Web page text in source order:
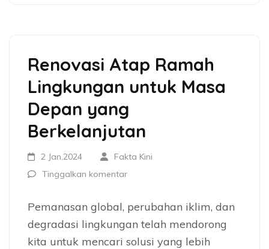
Renovasi Atap Ramah
Lingkungan untuk Masa
Depan yang
Berkelanjutan
2 Jan,2024
Fakta Kini
Tinggalkan komentar
Pemanasan global, perubahan iklim, dan
degradasi lingkungan telah mendorong
kita untuk mencari solusi yang lebih